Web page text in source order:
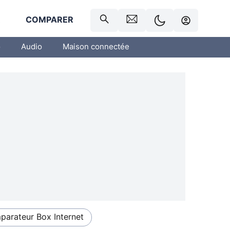
COMPARER
Audio Maison connectée
Box Internet